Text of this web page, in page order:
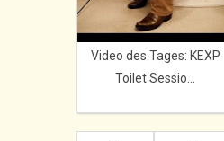
Video des Tages: KEXP
Toilet Sessio...